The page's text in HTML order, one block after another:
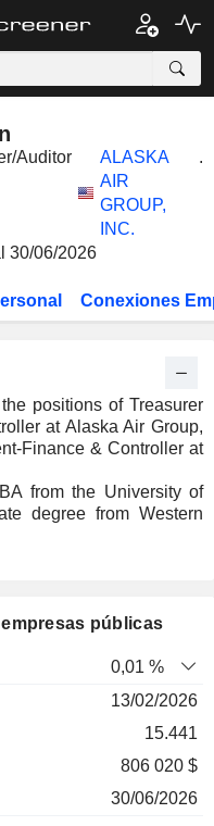
Auditor
ALASKA
AIR
GROUP,
INC.
.
30/06/2026
Conexiones
positions of Treasurer
at Alaska Air Group,
Finance & Controller at
from the University of
degree from Western
públicas
valoración
0,01 %
13/02/2026
15.441
806 020 $
30/06/2026